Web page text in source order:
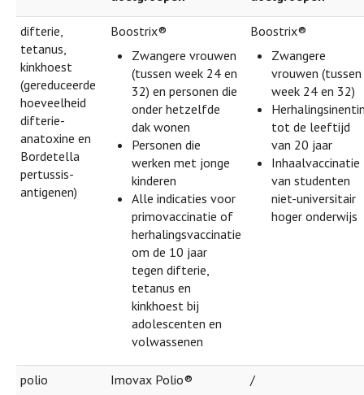
difterie,
tetanus,
kinkhoest
(gereduceerde
hoeveelheid
difterie-
anatoxine en
Bordetella
pertussis-
antigenen)
Boostrix®
Zwangere vrouwen
(tussen week 24 en
32) en personen die
onder hetzelfde
dak wonen
Personen die
werken met jonge
kinderen
Alle indicaties voor
primovaccinatie of
herhalingsvaccinatie
om de 10 jaar
tegen difterie,
tetanus en
kinkhoest bij
adolescenten en
volwassenen
Boostrix®
Zwangere
vrouwen (tussen
week 24 en 32)
tot de leeftijd
van 20 jaar
Inhaalvaccinatie
van studenten
niet-universitair
hoger onderwijs
polio
Imovax Polio®
/